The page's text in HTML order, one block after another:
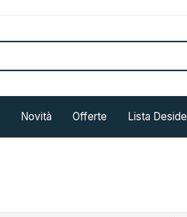
Novità Offerte Lista